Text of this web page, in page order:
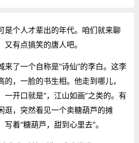
是个人才辈出的年代。咱们就来聊
有点搞笑的唐人吧。
来了一个自称是“诗仙”的李白。这李
的，一脸的书生相。他走到哪儿，
一开口就是“，江山如画”之类的。有
逛，突然看见一个卖糖葫芦的摊
着“糖葫芦，甜到心里去”。